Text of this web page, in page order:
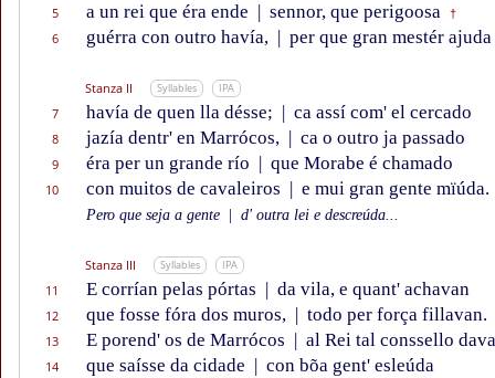
5 a un rei que éra ende | sennor, que perigoosa †
6 guérra con outro havía, | per que gran mestér ajuda
Stanza II Syllables IPA
7 havía de quen lla désse; | ca assí com' el cercado
8 jazía dentr' en Marrócos, | ca o outro ja passado
9 éra per un grande río | que Morabe é chamado
10 con muitos de cavaleiros | e mui gran gente mïúda.
Pero que seja a gente d' outra lei e descreúda...
Stanza III Syllables IPA
11 E corrían pelas pórtas | da vila, e quant' achavan
12 que fosse fóra dos muros, | todo per força fillavan.
13 E porend' os de Marrócos | al Rei tal conssello
14 que saísse da cidade | con bõa gent' esleúda